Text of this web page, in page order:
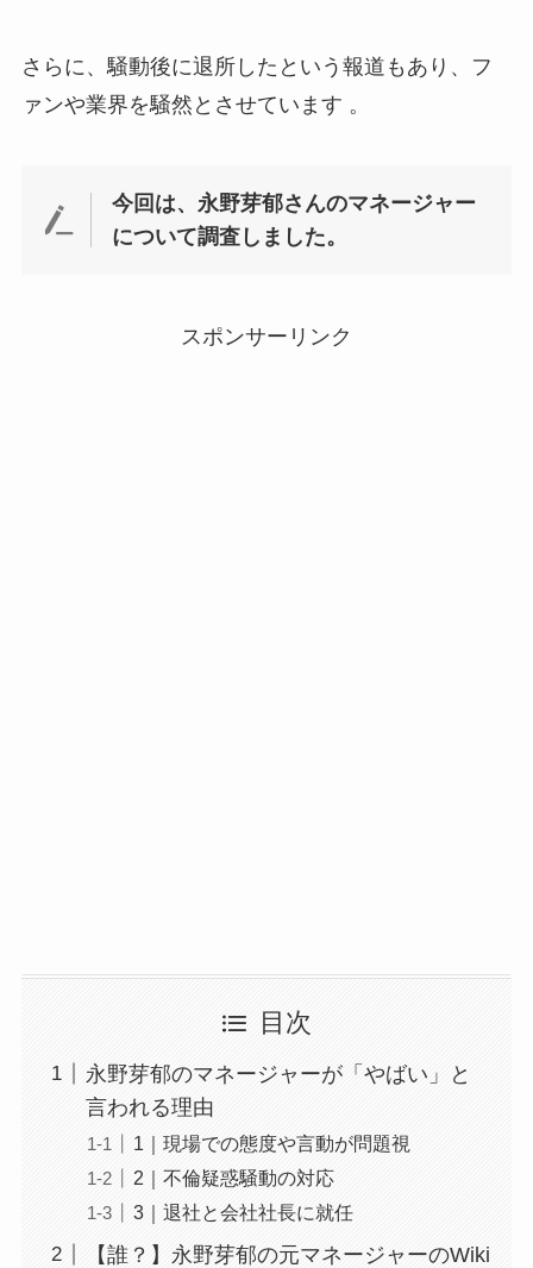
さらに、騒動後に退所したという報道もあり、フ
ァンや業界を騒然とさせています 。
今回は、永野芽郁さんのマネージャー
について調査しました。
スポンサーリンク
目次
永野芽郁のマネージャーが「やばい」と
言われる理由
1｜現場での態度や言動が問題視
2｜不倫疑惑騒動の対応
3｜退社と会社社長に就任
【誰？】永野芽郁の元マネージャーのWiki